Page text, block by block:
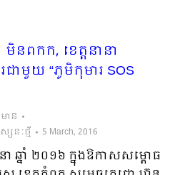
ពកក, ខេត្តនានា
ាមួយ “ភូមិកុមារ SOS
ាន
សនៈថ្មី 5 March, 2016
ា ឆ្នាំ ២០១៦ ក្នុងឱកាសសម្ពោធ